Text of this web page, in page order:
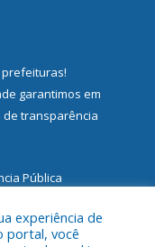
!
garantimos em
de transparência
Pública
experiência de
portal, você